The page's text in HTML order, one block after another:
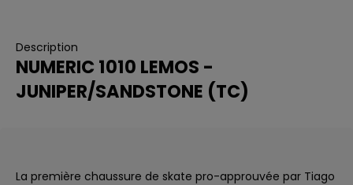
Description
NUMERIC 1010 LEMOS -
JUNIPER/SANDSTONE (TC)
La première chaussure de skate pro-approuvée par Tiago